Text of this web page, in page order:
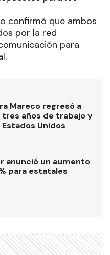
confirmó que ambos
por la red
para
Mareco regresó a
tres años de trabajo y
Unidos
anunció un aumento
para estatales